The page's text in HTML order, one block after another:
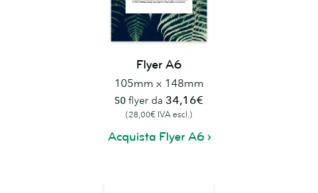
Flyer A6
105mm x 148mm
50 flyer da 34,16€
(28,00€ IVA escl.)
Acquista Flyer A6